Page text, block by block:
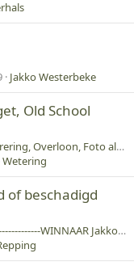
Jakko Westerbeke
Old School
FOC 24 loopt op zondag 8 Maart af. Jurering, Overloon, Foto album
Wetering
of beschadigd
FOC 25 Uitgeschakeld of beschadigd --------------WINNAAR Jakko Westerbeke, ARVN M113